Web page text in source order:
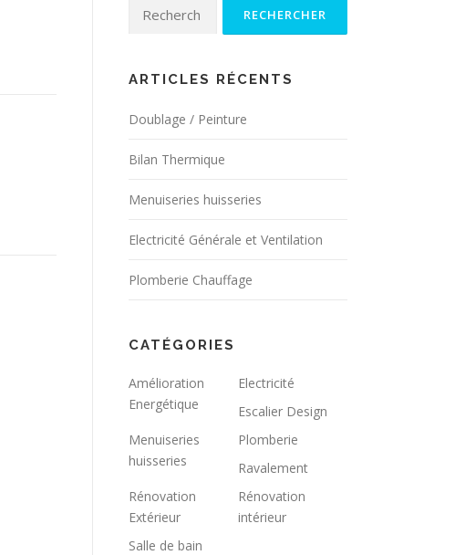
ARTICLES RÉCENTS
Doublage / Peinture
Bilan Thermique
Menuiseries huisseries
Electricité Générale et Ventilation
Plomberie Chauffage
CATÉGORIES
Amélioration
Energétique
Electricité
Escalier Design
Menuiseries
huisseries
Plomberie
Ravalement
Rénovation
Extérieur
Rénovation
intérieur
Salle de bain